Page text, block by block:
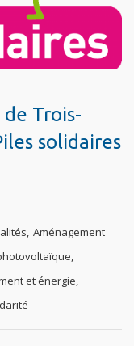
Trois-
solidaires
, Aménagement
,
et énergie,